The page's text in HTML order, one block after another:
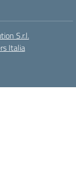
S.r.l.
Italia